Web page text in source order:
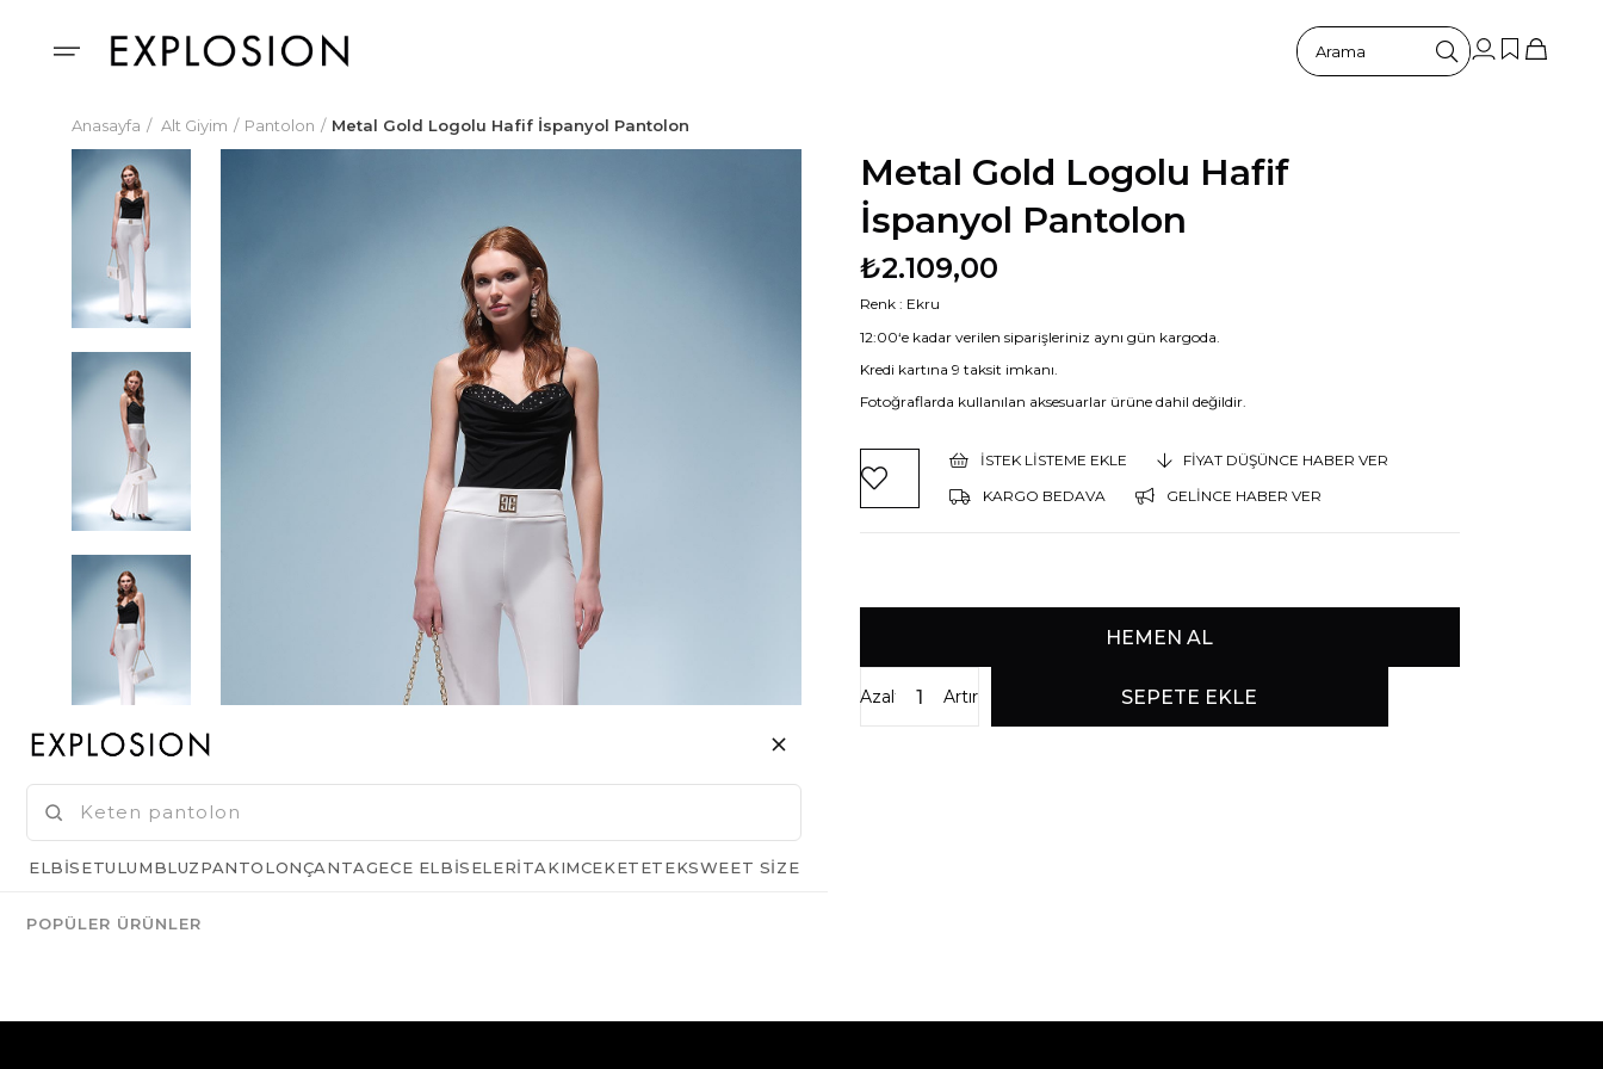
Anasayfa Alt Giyim Pantolon Metal Gold Logolu Hafif İspanyol Pantolon
Metal Gold Logolu Hafif
İspanyol Pantolon
₺2.109,00
Renk : Ekru
12:00‘e kadar verilen siparişleriniz aynı gün kargoda.
Kredi kartına 9 taksit imkanı.
Fotoğraflarda kullanılan aksesuarlar ürüne dahil değildir.
İSTEK LISTEME EKLE
FIYAT DÜŞÜNCE HABER VER
KARGO BEDAVA
GELINCE HABER VER
Artır
Azalt
ELBISETULUMBLUZPANTOLONÇANTAGECE ELBISELERITAKIMCEKETETEKSWEET SIZE
POPÜLER ÜRÜNLER